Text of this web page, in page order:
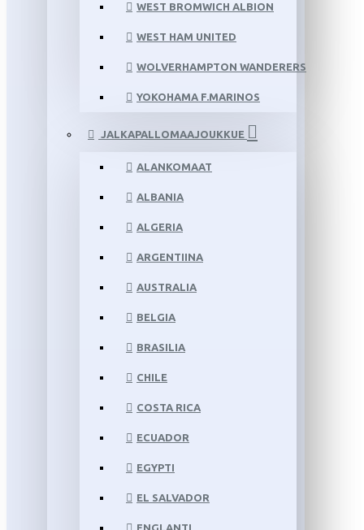
WEST BROMWICH ALBION
WEST HAM UNITED
WOLVERHAMPTON WANDERERS
YOKOHAMA F.MARINOS
JALKAPALLOMAAJOUKKUE
ALANKOMAAT
ALBANIA
ALGERIA
ARGENTIINA
AUSTRALIA
BELGIA
BRASILIA
CHILE
COSTA RICA
ECUADOR
EGYPTI
EL SALVADOR
ENGLANTI